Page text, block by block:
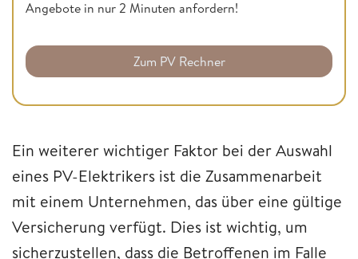
Angebote in nur 2 Minuten anfordern!
Zum PV Rechner
Ein weiterer wichtiger Faktor bei der Auswahl
eines PV-Elektrikers ist die Zusammenarbeit
mit einem Unternehmen, das über eine gültige
Versicherung verfügt. Dies ist wichtig, um
sicherzustellen, dass die Betroffenen im Falle